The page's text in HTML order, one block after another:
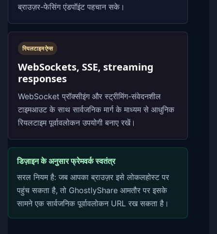
ब्राउज़र-फेसिंग एंडपॉइंट पहचान सके।
रियलटाइम ऐप्स
WebSockets, SSE, streaming
responses
WebSocket प्रॉक्सीइंग और स्ट्रीमिंग-संवेदनशील
टाइमआउट के साथ सार्वजनिक मार्ग के माध्यम से आधुनिक
रियलटाइम पूर्वावलोकन उपयोगी बनाए रखें।
डिज़ाइन के अनुसार फ्रेमवर्क स्वतंत्र
सरल नियम है: जब आपका ब्राउज़र इसे लोकलहोस्ट पर
पहुंच सकता है, तो GhostlyShare आमतौर पर इसके
सामने एक सार्वजनिक पूर्वावलोकन URL रख सकता है।